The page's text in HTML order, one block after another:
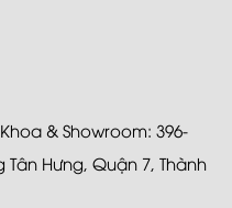
& Showroom: 396-
Hưng, Quận 7, Thành